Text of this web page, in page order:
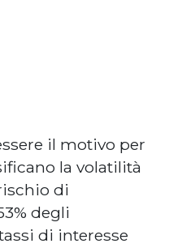
il motivo per
la volatilità
di
degli
di interesse